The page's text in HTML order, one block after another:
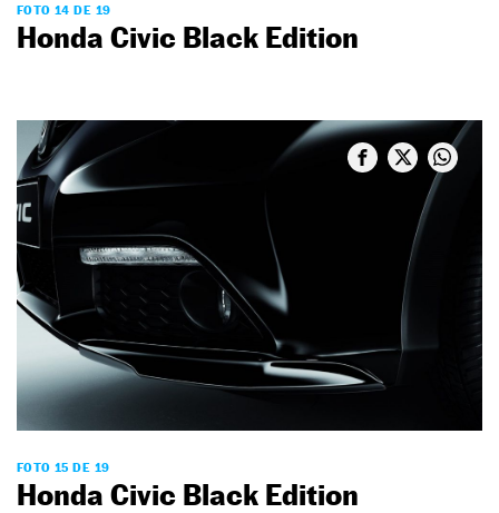
FOTO 14 DE 19
Honda Civic Black Edition
FOTO 15 DE 19
Honda Civic Black Edition